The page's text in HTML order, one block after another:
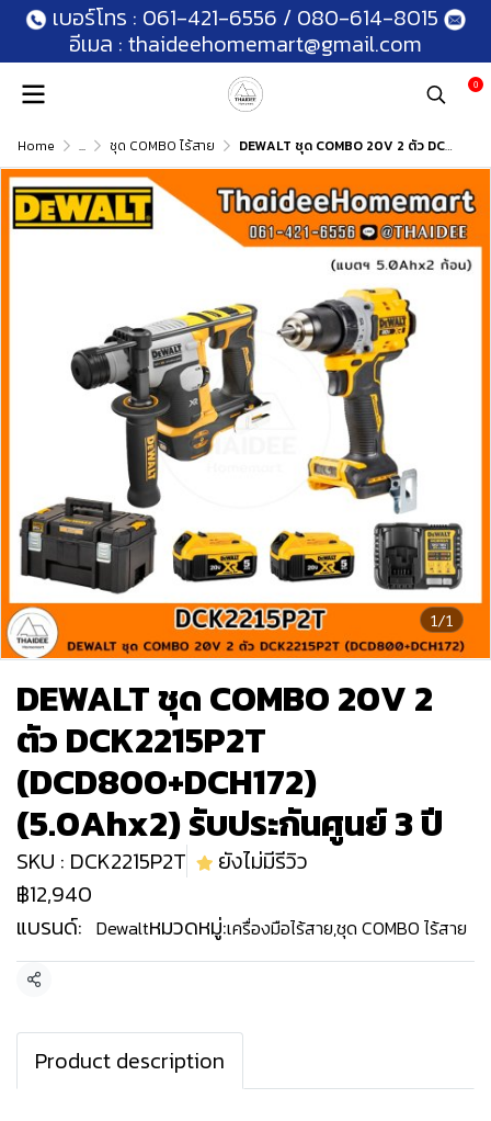
เบอร์โทร : 061-421-6556 / 080-614-8015
อีเมล : thaideehomemart@gmail.com
0
Home ... ชุด COMBO ไร้สาย DEWALT ชุด COMBO 20V 2 ตัว DCK2215P2T (DCD800+DCH172) (5.0Ahx2) รับประกันศูนย์ 3 ปี
1/1
DEWALT ชุด COMBO 20V 2
ตัว DCK2215P2T
(DCD800+DCH172)
(5.0Ahx2) รับประกันศูนย์ 3 ปี
SKU : DCK2215P2T
ยังไม่มีรีวิว
฿12,940
แบรนด์: Dewaltหมวดหมู่:เครื่องมือไร้สาย,ชุด COMBO ไร้สาย
แชร์
Product description